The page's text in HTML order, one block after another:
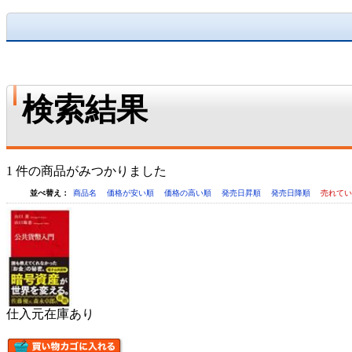
検索結果
1 件の商品がみつかりました
並べ替え： 商品名 価格が安い順 価格の高い順 発売日昇順 発売日降順 売れて
仕入元在庫あり